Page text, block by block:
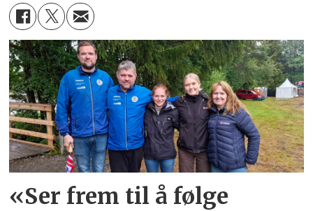
«Ser frem til å følge